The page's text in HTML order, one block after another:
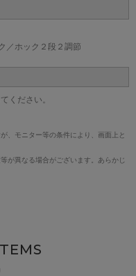
／ホック２段２調節
ください。
、モニター等の条件により、画面上と
が異なる場合がございます。あらかじ